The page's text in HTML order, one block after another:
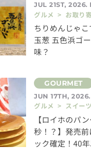
JUL 21ST, 2026.
グルメ > お取り
ちりめんじゃ
玉葱 五色浜ゴ
味？
JUN 17TH,
グルメ > スイー
【ロイホのパ
秒！？】発売
ック確定！40